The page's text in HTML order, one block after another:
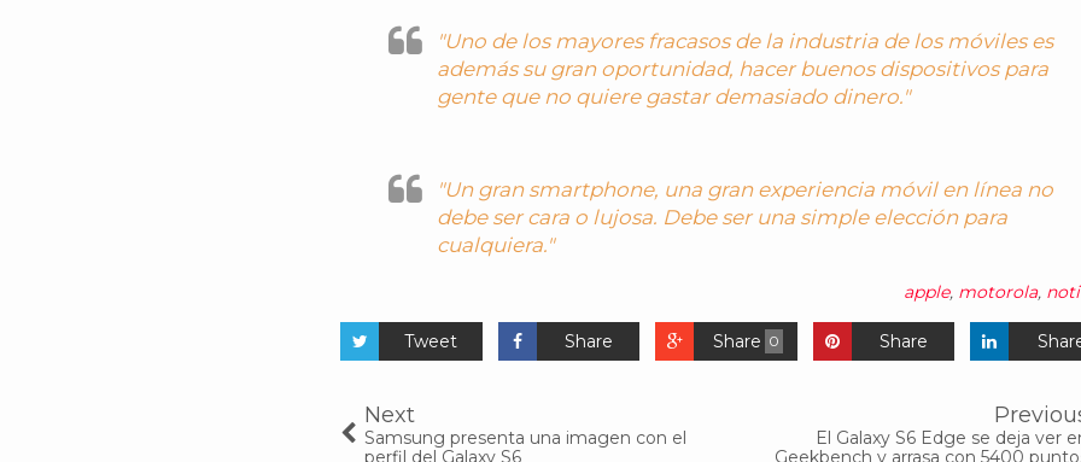
"Uno de los mayores fracasos de la industria de los móviles es
además su gran oportunidad, hacer buenos dispositivos para
gente que no quiere gastar demasiado dinero."
"Un gran smartphone, una gran experiencia móvil en línea no
debe ser cara o lujosa. Debe ser una simple elección para
cualquiera."
apple, motorola,
Tweet Share 0
Share Share
Next
Samsung presenta una imagen con el
perfil del Galaxy S6
El Galaxy S6 Edge se deja ver
Geekbench y arrasa con 5400